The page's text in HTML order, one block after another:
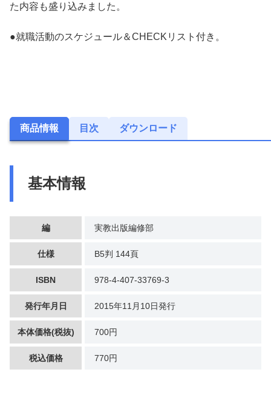
た内容も盛り込みました。
●就職活動のスケジュール＆CHECKリスト付き。
商品情報 目次 ダウンロード
基本情報
編 実教出版編修部
仕様 B5判 144頁
ISBN 978-4-407-33769-3
発行年月日 2015年11月10日発行
本体価格(税抜) 700円
税込価格 770円